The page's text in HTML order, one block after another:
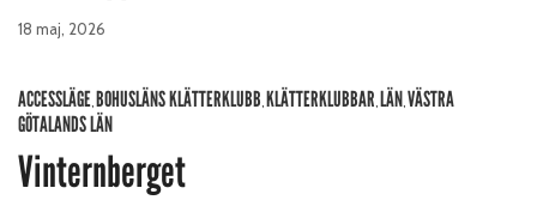
18 maj, 2026
ACCESSLÄGE,BOHUSLÄNS KLÄTTERKLUBB,KLÄTTERKLUBBAR,LÄN,VÄSTRA
GÖTALANDS LÄN
Vinternberget